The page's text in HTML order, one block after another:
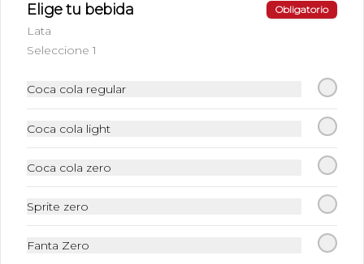
+56 96261 7228
Términos y condiciones
Política de privacidad
Redes sociales
Elige tu bebida Obligatorio
Lata
Seleccione 1
Coca cola regular
Coca cola light
Coca cola zero
Sprite zero
Fanta Zero